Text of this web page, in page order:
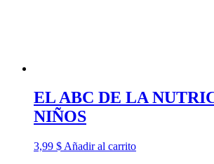
EL ABC DE LA
NIÑOS
3,99 $ Añadir al carrito